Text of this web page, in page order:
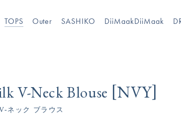
TOPS Outer SASHIKO DiiMaakDiiMaak
V-Neck Blouse [NVY]
ネック ブラウス